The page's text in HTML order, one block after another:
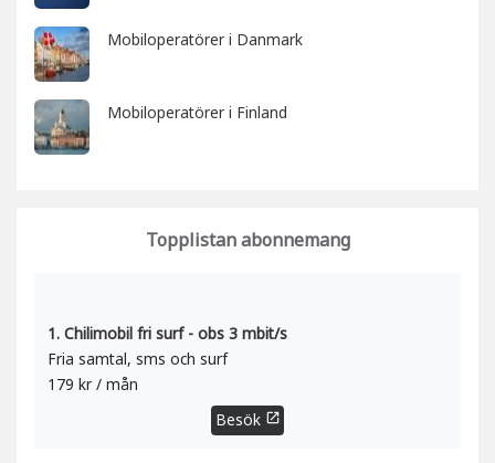
Mobiloperatörer i Danmark
Mobiloperatörer i Finland
Topplistan abonnemang
1. Chilimobil fri surf - obs 3 mbit/s
Fria samtal, sms och surf
179 kr / mån
Besök open_in_new